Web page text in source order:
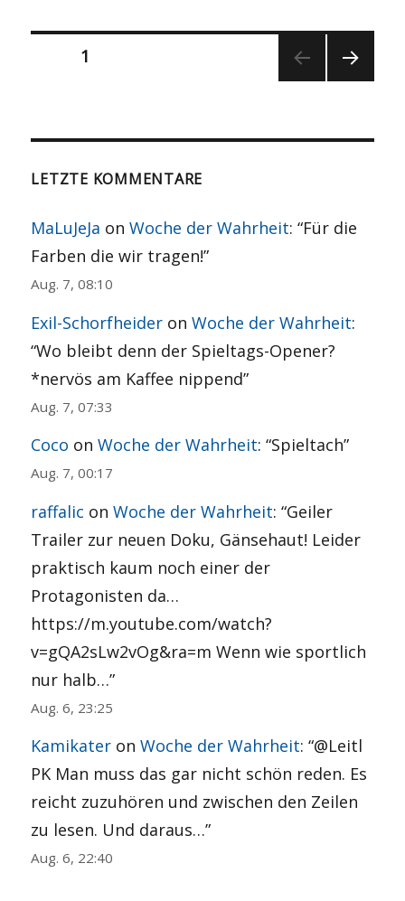
Seitennummerierung
Beiträge
1
LETZTE KOMMENTARE
MaLuJeJa onWoche der Wahrheit: “Für die
Farben die wir tragen!”
Aug. 7, 08:10
Exil-Schorfheider onWoche der Wahrheit:
“Wo bleibt denn der Spieltags-Opener?
*nervös am Kaffee nippend”
Aug. 7, 07:33
Coco onWoche der Wahrheit: “Spieltach”
Aug. 7, 00:17
raffalic onWoche der Wahrheit: “Geiler
Trailer zur neuen Doku, Gänsehaut! Leider
praktisch kaum noch einer der
Protagonisten da…
https://m.youtube.com/watch?
v=gQA2sLw2vOg&ra=m Wenn wie sportlich
nur halb…”
Aug. 6, 23:25
Kamikater onWoche der Wahrheit: “@Leitl
PK Man muss das gar nicht schön reden. Es
reicht zuzuhören und zwischen den Zeilen
zu lesen. Und daraus…”
Aug. 6, 22:40